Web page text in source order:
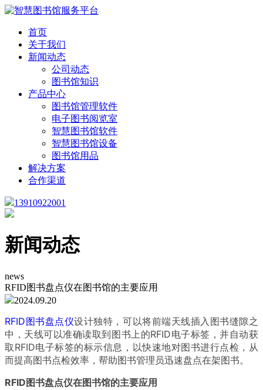
首页
关于我们
新闻动态
公司动态
图书馆知识
产品中心
图书馆管理软件
电子图书阅览室
智慧图书馆软件
智慧图书馆设备
图书馆用品
解决方案
合作渠道
13910922001
新闻动态
news
RFID图书盘点仪在图书馆的主要应用
2024.09.20
RFID图书盘点仪设计独特，可以将前端天线插入图书缝隙之
中，天线可以准确读取到图书上的RFID电子标签，并自动获
取RFID电子标签的标示信息，以快速地对图书进行点检，从
而提高图书点检效率，帮助图书管理员迅速盘点在架图书。
RFID图书盘点仪在图书馆的主要应用